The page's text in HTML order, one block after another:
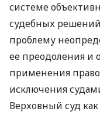
системе
судебных
проблему
ее преодоления и
применения
исключения
Верховный суд